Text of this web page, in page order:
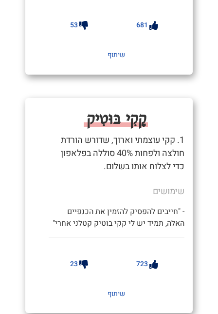
681
53
שיתוף
קָקִי בּוּטִיק
1. קקי עוצמתי וארוך, שדורש הורדת
חולצה ולפחות 40% סוללה בפלאפון
כדי לצלוח אותו בשלום.
שימושים
- "חייבים להפסיק להזמין את הכנפיים
האלה, תמיד יש לי קקי בוטיק קטלני אחרי"
723
23
שיתוף